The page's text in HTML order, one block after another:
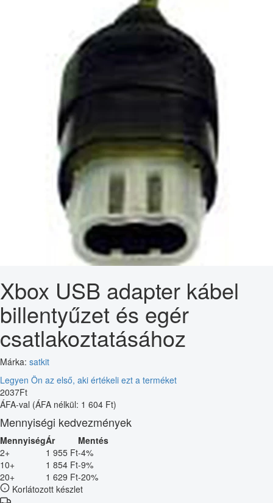
Xbox USB adapter kábel
billentyűzet és egér
csatlakoztatásához
Márka: satkit
Legyen Ön az első, aki értékeli ezt a terméket
2037Ft
ÁFA-val (ÁFA nélkül: 1 604 Ft)
Mennyiségi kedvezmények
MennyiségÁr
Mentés
2+
1 955 Ft-4%
10+
1 854 Ft-9%
20+
1 629 Ft-20%
Korlátozott készlet